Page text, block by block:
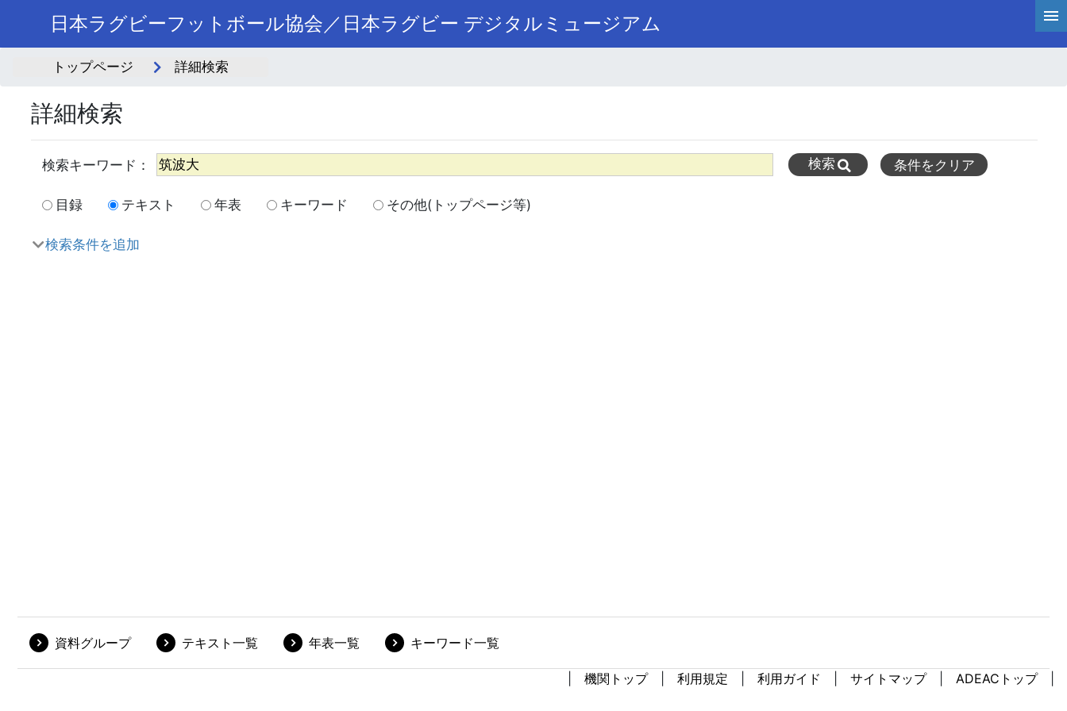
日本ラグビーフットボール協会／日本ラグビー デジタルミュージアム
トップページ 詳細検索
詳細検索
目録 テキスト 年表 キーワード その他(トップページ等)
検索条件を追加
資料グループ テキスト一覧 年表一覧 キーワード一覧
機関トップ 利用規定 利用ガイド サイトマップ ADEACトップ